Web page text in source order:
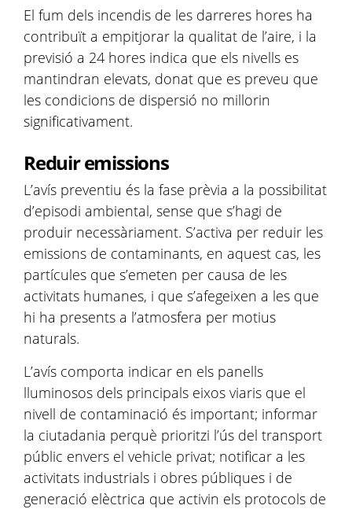
El fum dels incendis de les darreres hores ha
contribuït a empitjorar la qualitat de l’aire, i la
previsió a 24 hores indica que els nivells es
mantindran elevats, donat que es preveu que
les condicions de dispersió no millorin
significativament.
Reduir emissions
L’avís preventiu és la fase prèvia a la possibilitat
d’episodi ambiental, sense que s’hagi de
produir necessàriament. S’activa per reduir les
emissions de contaminants, en aquest cas, les
partícules que s’emeten per causa de les
activitats humanes, i que s’afegeixen a les que
hi ha presents a l’atmosfera per motius
naturals.
L’avís comporta indicar en els panells
lluminosos dels principals eixos viaris que el
nivell de contaminació és important; informar
la ciutadania perquè prioritzi l’ús del transport
públic envers el vehicle privat; notificar a les
activitats industrials i obres públiques i de
generació elèctrica que activin els protocols de